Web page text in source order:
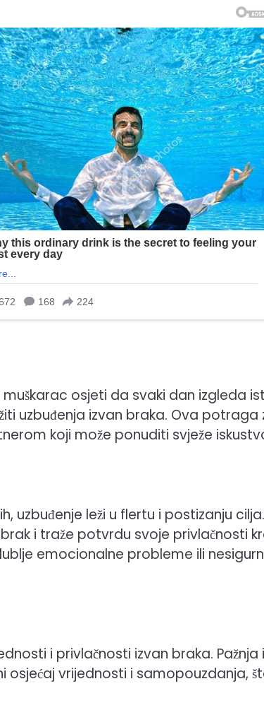
osjeti da svaki dan izgleda
uzbuđenja izvan braka. Ova potraga
koji može ponuditi svježe
uzbuđenje leži u flertu i postizanju cilja.
i traže potvrdu svoje privlačnosti
emocionalne probleme ili
i privlačnosti izvan braka. Pažnja i
vrijednosti i samopouzdanja,